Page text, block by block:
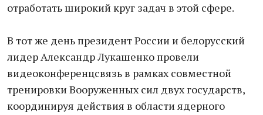
отработать широкий круг задач в этой сфере.
В тот же день президент России и белорусский
лидер Александр Лукашенко провели
видеоконференцсвязь в рамках совместной
тренировки Вооруженных сил двух государств,
координируя действия в области ядерного